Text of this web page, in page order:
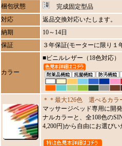
梱包状態
完成固定型品
対応
返品交換対応いたします。
納期
10～14日
保証
３年保証(モーターに限り１
カラー
■ビニルレザー（18色対応）
＊＊最大126色 選べるカラ
マッサージベッド専用に開
ナルカラーと、全108色の
4,200円)から自由にお選びい